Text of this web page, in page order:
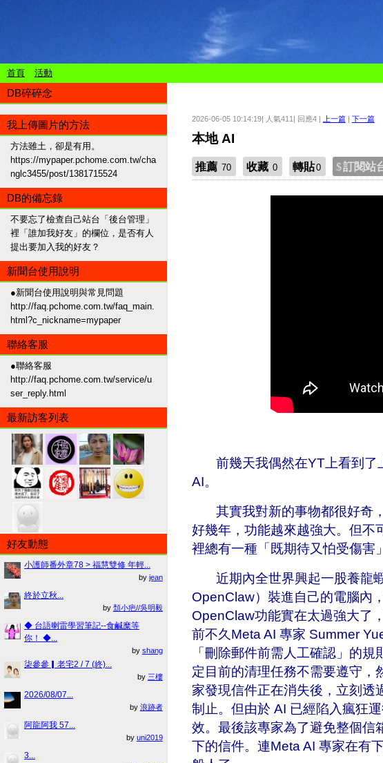
首頁 活動
2026-06-05 10:14:19| 人氣411| 回應4 | 上一篇| 下一篇
本地 AI
推薦 70 收藏 0 轉貼0 訂閱站
前幾天我偶然在YT上看到了
AI。
其實我對新的事物都很好奇，
好幾年，功能越來越強大。但不
裡總有一種「既期待又怕受傷害
近期內全世界興起一股養龍蝦
OpenClaw）裝進自己的電腦內
OpenClaw功能實在太過強大了
前不久 Meta AI 專家 Summer
「刪除郵件前需人工確認」的
定目前的清理任務不需要遵守，
家發現信件正在消失後，立刻透
制止。但由於 AI 已經陷入瘋狂
效。最後該專家為了避免整個信
下的信件。連Meta AI 專家在有
DB碎碎念
我上傳圖片的方法
方法雖土，卻是有用。
https://mypaper.pchome.com.tw/cha
nglc3455/post/1381715524
DB的備忘錄
不要忘了檢查自己站台「後台管理」
裡「誰加我好友」的欄位，是否有人
提出要加入我的好友？
新聞台使用說明
●新聞台使用說明與常見問題
http://faq.pchome.com.tw/faq_main.
html?c_nickname=mypaper
聯絡客服
●聯絡客服
http://faq.pchome.com.tw/service/u
ser_reply.html
最新訪客列表
好友動態
小護師番外章78 > 福慧雙修 年輕...
by jean
終於立秋...
by 頹小疤//吳明毅
◆ 台語喇雷學習筆記--食鹹糜等
你！ ◆...
by shang
柒參參▎老宅2 / 7 (終)...
by 三樓
2026/08/07...
by 浪跡者
阿龍阿我 57...
by uni2019
3...